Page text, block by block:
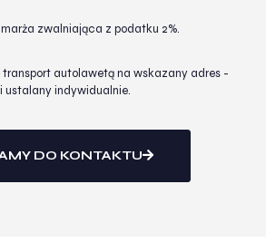
marża zwalniająca z podatku 2%.
transport autolawetą na wskazany adres -
ustalany indywidualnie.
DO KONTAKTU